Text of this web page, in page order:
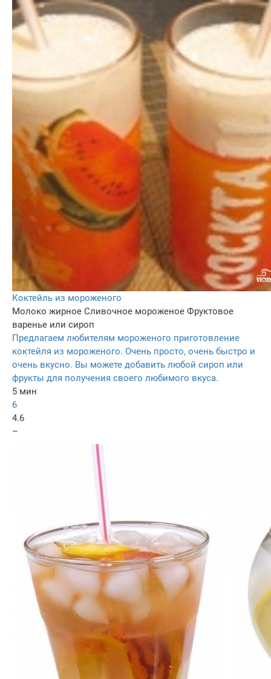
Коктейль из мороженого
Молоко жирное Сливочное мороженое Фруктовое
варенье или сироп
Предлагаем любителям мороженого приготовление
коктейля из мороженого. Очень просто, очень быстро и
очень вкусно. Вы можете добавить любой сироп или
фрукты для получения своего любимого вкуса.
5 мин
6
4.6
–